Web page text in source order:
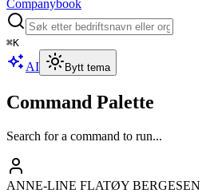
Companybook
⌘K
AI Bytt tema
Command Palette
Search for a command to run...
ANNE-LINE FLATØY BERGESEN